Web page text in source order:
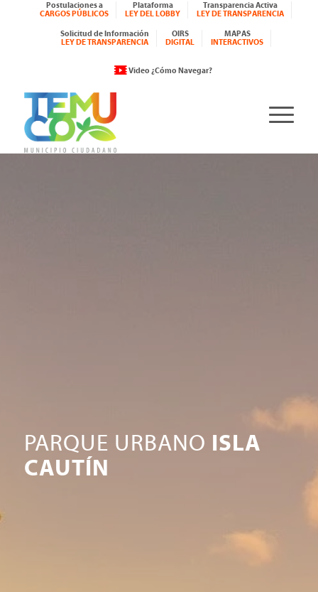
Postulaciones a
CARGOS PÚBLICOS
Plataforma
LEY DEL LOBBY
Transparencia Activa
LEY DE TRANSPARENCIA
Solicitud de Información
LEY DE TRANSPARENCIA
OIRS
DIGITAL
MAPAS
INTERACTIVOS
Video ¿Cómo Navegar?
PARQUE URBANO ISLA
CAUTÍN